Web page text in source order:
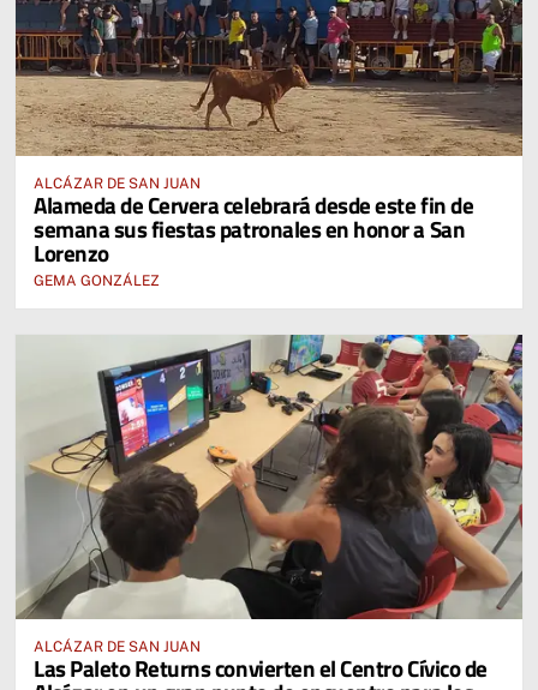
ALCÁZAR DE SAN JUAN
Alameda de Cervera celebrará desde este fin de
semana sus fiestas patronales en honor a San
Lorenzo
GEMA GONZÁLEZ
ALCÁZAR DE SAN JUAN
Las Paleto Returns convierten el Centro Cívico de